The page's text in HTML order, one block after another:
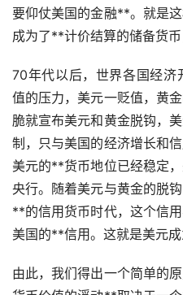
要仰仗美国的金融**。就是
成为了**计价结算的储备货
70年代以后，世界各国经济
值的压力，美元一贬值，黄
脆就宣布美元和黄金脱钩，
制，只与美国的经济增长和
美元的**货币地位已经稳定
央行。随着美元与黄金的脱
**的信用货币时代，这个信
美国的**信用。这就是美元
由此，我们得出一个简单的